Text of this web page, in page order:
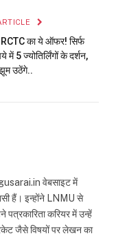
का ये ऑफर! सिर्फ
में 5 ज्योतिर्लिंगों के दर्शन,
उठेंगे..
वेबसाइट में
हैं। इन्होंने LNMU से
पत्रकारिता करियर में उन्हें
जैसे विषयों पर लेखन का